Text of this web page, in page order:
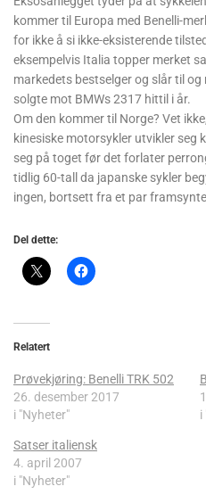
kommer til Europa med Benelli-
for ikke å si ikke-eksisterende
eksempelvis Italia topper merket
markedets bestselger og slår til og
solgte mot BMWs 2317 hittil i år.
Om den kommer til Norge? Vet
kinesiske motorsykler utvikler seg
seg på toget før det forlater
tidlig 60-tall da japanske sykler
ingen, bortsett fra et par
Del dette:
Relatert
Prøvekjøring: Benelli TRK 502
26. desember 2017
i "Nyheter"
i
Satser italiensk
4. april 2007
i "Nyheter"